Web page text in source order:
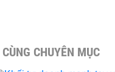
CÙNG CHUYÊN MỤC